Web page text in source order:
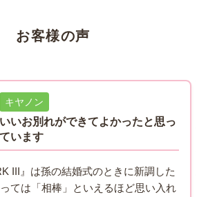
お客様の声
キヤノン
いいお別れができてよかったと思っ
ています
III』は孫の結婚式のときに新調した
ては「相棒」といえるほど思い入れ